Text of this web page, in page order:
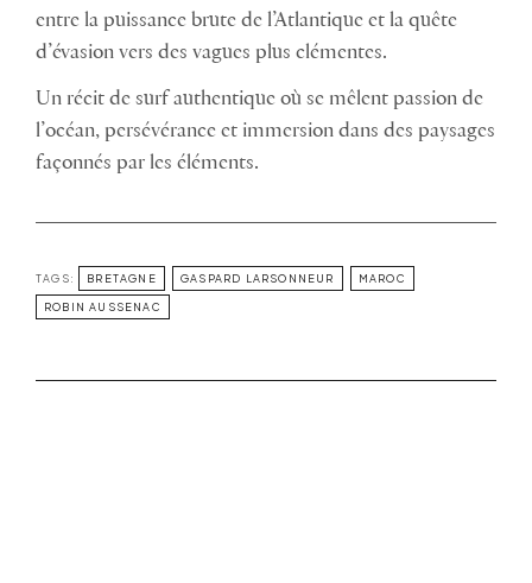
entre la puissance brute de l’Atlantique et la quête
d’évasion vers des vagues plus clémentes.
Un récit de surf authentique où se mêlent passion de
l’océan, persévérance et immersion dans des paysages
façonnés par les éléments.
TAGS: BRETAGNE GASPARD LARSONNEUR MAROC
ROBIN AUSSENAC